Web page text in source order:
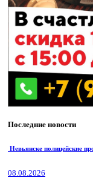
Последние новости
Невьянске полицейские
08.08.2026